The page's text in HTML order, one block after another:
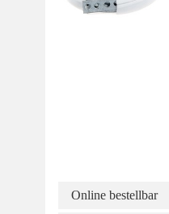
Online bestellbar